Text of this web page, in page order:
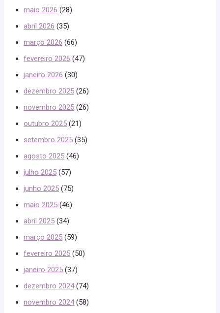
maio 2026 (28)
abril 2026 (35)
março 2026 (66)
fevereiro 2026 (47)
janeiro 2026 (30)
dezembro 2025 (26)
novembro 2025 (26)
outubro 2025 (21)
setembro 2025 (35)
agosto 2025 (46)
julho 2025 (57)
junho 2025 (75)
maio 2025 (46)
abril 2025 (34)
março 2025 (59)
fevereiro 2025 (50)
janeiro 2025 (37)
dezembro 2024(74)
novembro 2024(58)